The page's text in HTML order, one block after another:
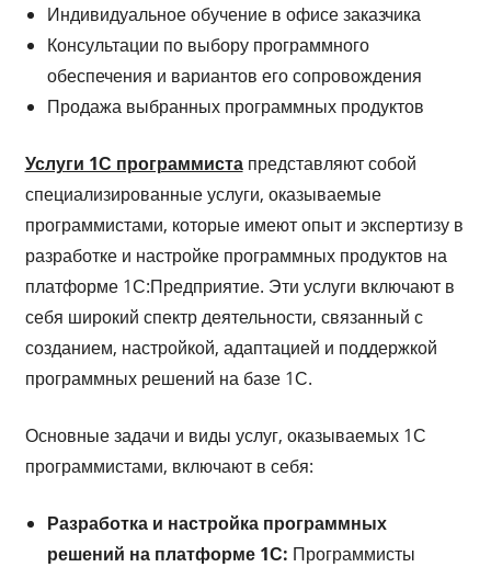
Индивидуальное обучение в офисе заказчика
Консультации по выбору программного
обеспечения и вариантов его сопровождения
Продажа выбранных программных продуктов
Услуги 1С программистапредставляют собой
специализированные услуги, оказываемые
программистами, которые имеют опыт и экспертизу в
разработке и настройке программных продуктов на
платформе 1С:Предприятие. Эти услуги включают в
себя широкий спектр деятельности, связанный с
созданием, настройкой, адаптацией и поддержкой
программных решений на базе 1С.
Основные задачи и виды услуг, оказываемых 1С
программистами, включают в себя:
Разработка и настройка программных
решений на платформе 1С: Программисты